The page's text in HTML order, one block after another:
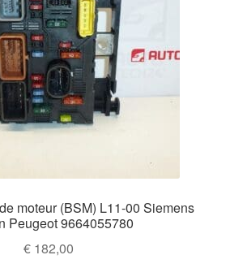
moteur (BSM) L11-00 Siemens
Peugeot 9664055780
€ 182,00